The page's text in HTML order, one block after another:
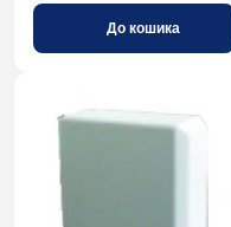
До кошика